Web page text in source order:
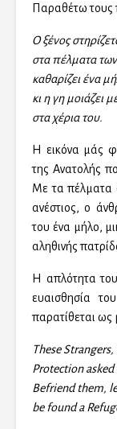
Παραθέτω τους
Ο ξένος
στα πέλματα
καθαρίζει ένα
κι η γη μοιάζει
στα χέρια του.
Η εικόνα μάς
της Ανατολής
Με τα πέλματα
ανέστιος, ο
του ένα μήλο,
αληθινής
Η απλότητα
ευαισθησία
παρατίθεται ως
These
Protection
Befriend them,
be found a